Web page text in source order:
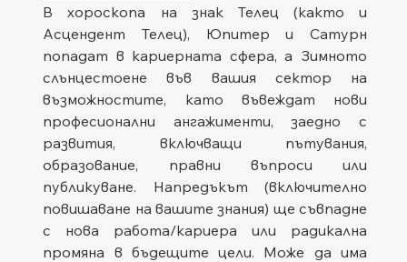
В хороскопа на знак Телец (както и
Асцендент Телец), Юпитер и Сатурн
попадат в кариерната сфера, а Зимното
слънцестоене във вашия сектор на
възможностите, като въвеждат нови
професионални ангажименти, заедно с
развития, включващи пътувания,
образование, правни въпроси или
публикуване. Напредъкът (включително
повишаване на вашите знания) ще съвпадне
с нова работа/кариера или радикална
промяна в бъдещите цели. Може да има